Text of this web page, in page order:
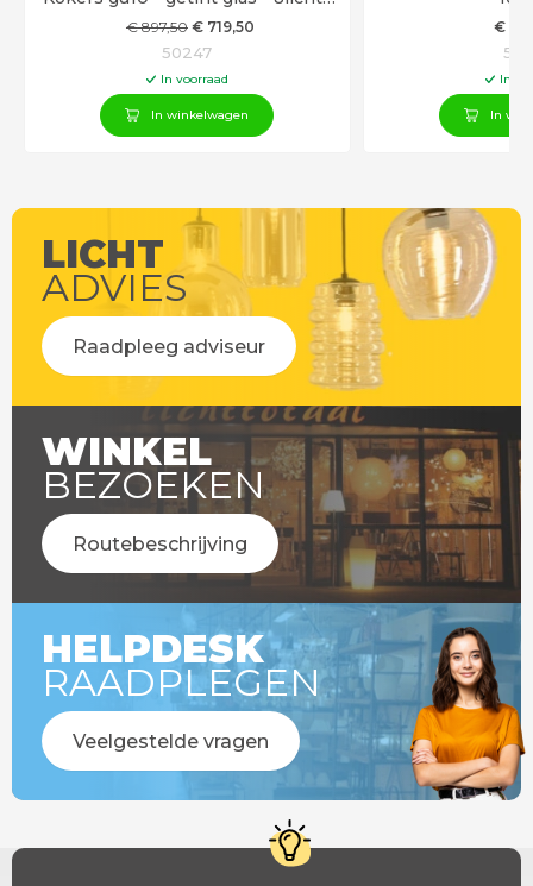
140cm
€897,50 €719,50
50247
In voorraad
In winkelwagen
€
In
In
LICHT
ADVIES
Raadpleeg adviseur
WINKEL
BEZOEKEN
Routebeschrijving
HELPDESK
RAADPLEGEN
Veelgestelde vragen